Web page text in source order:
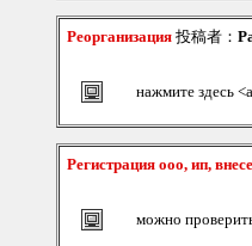
Реорганизация 投稿者：
нажмите здесь
Регистрация ооо, ип,
можно